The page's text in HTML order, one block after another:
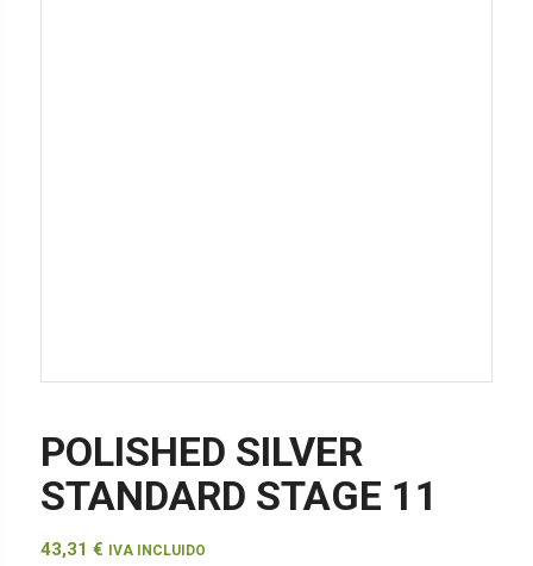
POLISHED SILVER
STANDARD STAGE 11
43,31 € IVA INCLUIDO